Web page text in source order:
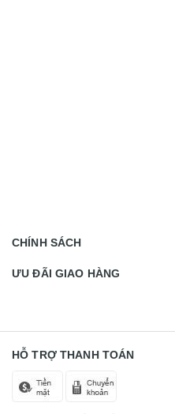
CHÍNH SÁCH
ƯU ĐÃI GIAO HÀNG
HỖ TRỢ THANH TOÁN